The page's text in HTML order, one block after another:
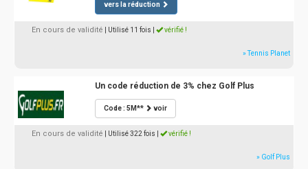
vers la réduction
En cours de validité | Utilisé 11 fois vérifié !
» Tennis Planet
Un code réduction de 3% chez Golf Plus
Code : 5M** voir
En cours de validité | Utilisé 322 fois vérifié !
» Golf Plus